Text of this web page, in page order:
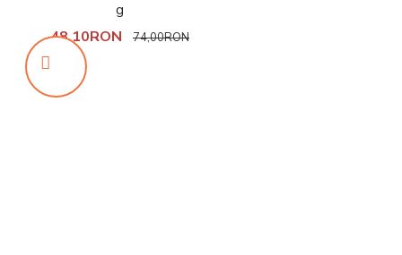
g
48,10RON 74,00RON